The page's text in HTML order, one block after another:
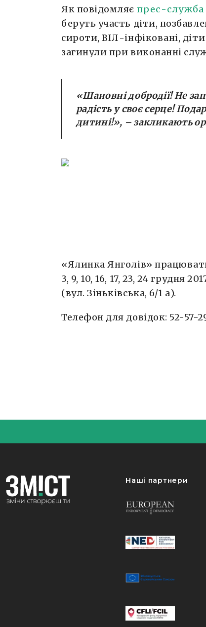
Як повідомляє прес-служба
беруть участь діти,
сироти, ВІЛ-інфіковані,
загинули при виконанні
«Шановні добродії! Не
радість у своє серце!
дитині!», – закликають
«Ялинка Янголів»
3, 9, 10, 16, 17, 23, 24 грудня
(вул. Зіньківська, 6/1 а).
Телефон для довідок: 52-57-
Наші партнери